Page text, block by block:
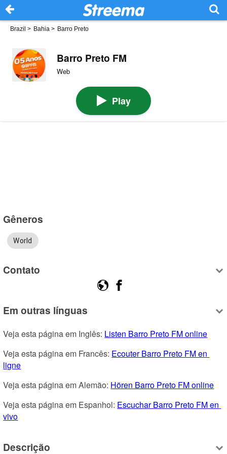
Brazil > Bahia > Barro Preto
Barro Preto FM
Web
Play
Gêneros
World
Contato
Em outras línguas
Veja esta página em Inglês: Listen Barro Preto FM online
Veja esta página em Francês: Ecouter Barro Preto FM en
ligne
Veja esta página em Alemão: Hören Barro Preto FM online
Veja esta página em Espanhol: Escuchar Barro Preto FM en
vivo
Descrição